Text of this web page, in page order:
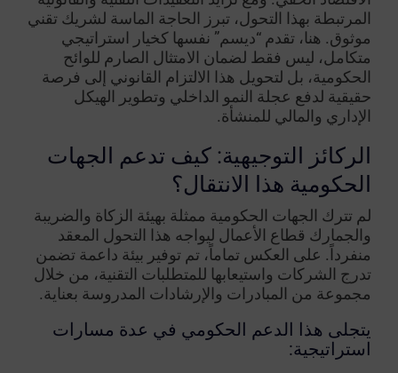
المرتبطة بهذا التحول، تبرز الحاجة الماسة لشريك تقني
موثوق. هنا، تقدم “ديسم” نفسها كخيار استراتيجي
متكامل، ليس فقط لضمان الامتثال الصارم للوائح
الحكومية، بل لتحويل هذا الالتزام القانوني إلى فرصة
حقيقية لدفع عجلة النمو الداخلي وتطوير الهيكل
الإداري والمالي للمنشأة.
الركائز التوجيهية: كيف تدعم الجهات
الحكومية هذا الانتقال؟
لم تترك الجهات الحكومية ممثلة بهيئة الزكاة والضريبة
والجمارك قطاع الأعمال ليواجه هذا التحول المعقد
منفرداً. على العكس تماماً، تم توفير بيئة داعمة تضمن
تدرج الشركات واستيعابها للمتطلبات التقنية، من خلال
مجموعة من المبادرات والإرشادات المدروسة بعناية.
يتجلى هذا الدعم الحكومي في عدة مسارات
استراتيجية: